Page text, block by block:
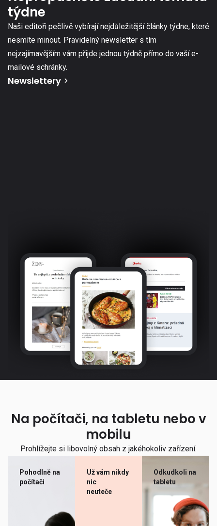
týdne
Naši editoři pečlivě vybírají nejdůležitější články týdne, které
nesmíte minout. Pravidelný newsletter s tím
nejzajímavějším vám přijde jednou týdně přímo do vaší e-
mailové schránky.
Newslettery
Na počítači, na tabletu nebo v
mobilu
Prohlížejte si libovolný obsah z jakéhokoliv zařízení.
Pohodlně na
počítači
Už vám nikdy
nic
neuteče
Odkudkoli na
tabletu